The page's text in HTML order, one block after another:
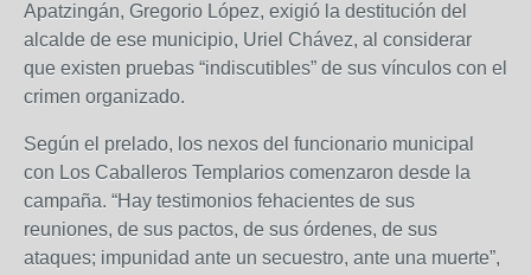
Apatzingán, Gregorio López, exigió la destitución del
alcalde de ese municipio, Uriel Chávez, al considerar
que existen pruebas “indiscutibles” de sus vínculos con el
crimen organizado.
Según el prelado, los nexos del funcionario municipal
con Los Caballeros Templarios comenzaron desde la
campaña. “Hay testimonios fehacientes de sus
reuniones, de sus pactos, de sus órdenes, de sus
ataques; impunidad ante un secuestro, ante una muerte”,